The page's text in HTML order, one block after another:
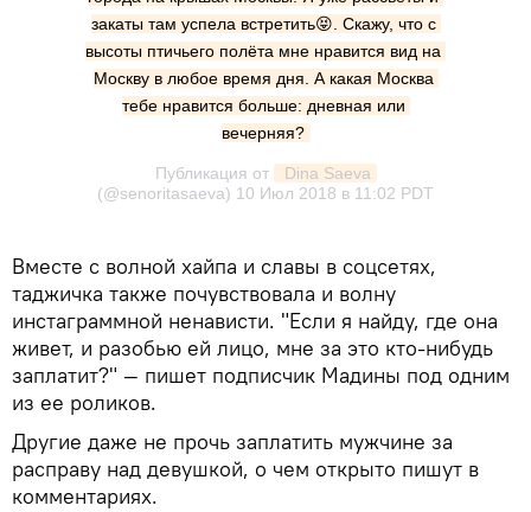
закаты там успела встретить😝. Скажу, что с
высоты птичьего полёта мне нравится вид на
Москву в любое время дня. А какая Москва
тебе нравится больше: дневная или
вечерняя?
Публикация от
Dina Saeva
(@senoritasaeva) 10 Июл 2018 в 11:02 PDT
Вместе с волной хайпа и славы в соцсетях,
таджичка также почувствовала и волну
инстаграммной ненависти. "Если я найду, где она
живет, и разобью ей лицо, мне за это кто-нибудь
заплатит?" — пишет подписчик Мадины под одним
из ее роликов.
Другие даже не прочь заплатить мужчине за
расправу над девушкой, о чем открыто пишут в
комментариях.